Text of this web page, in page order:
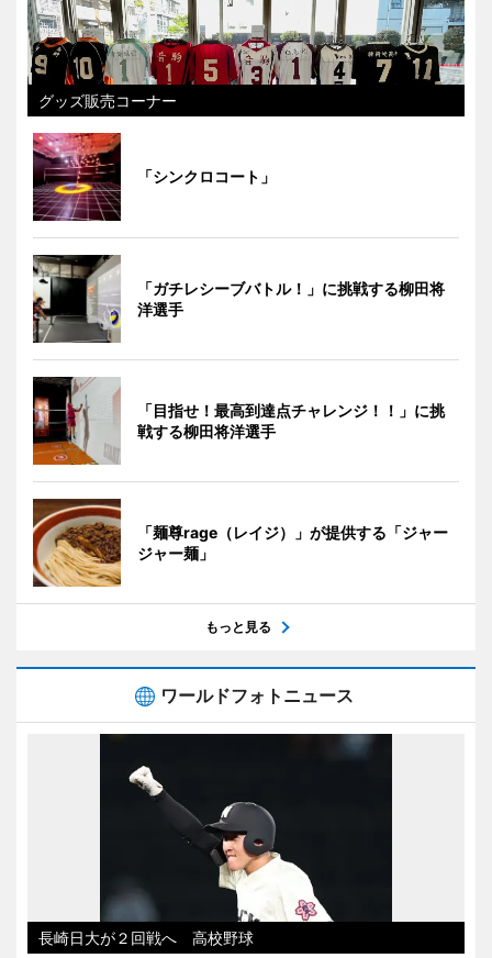
グッズ販売コーナー
「シンクロコート」
「ガチレシーブバトル！」に挑戦する柳田将
洋選手
「目指せ！最高到達点チャレンジ！！」に挑
戦する柳田将洋選手
「麺尊rage（レイジ）」が提供する「ジャー
ジャー麺」
もっと見る
ワールドフォトニュース
長崎日大が２回戦へ 高校野球